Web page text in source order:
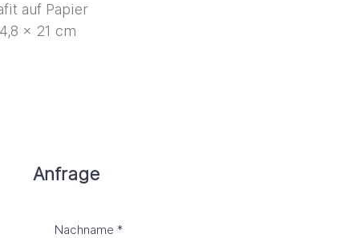
auf Papier
× 21 cm
Anfrage
Nachname